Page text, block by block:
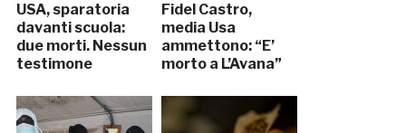
USA, sparatoria
davanti scuola:
due morti. Nessun
testimone
Fidel Castro,
media Usa
ammettono: “E’
morto a L’Avana”